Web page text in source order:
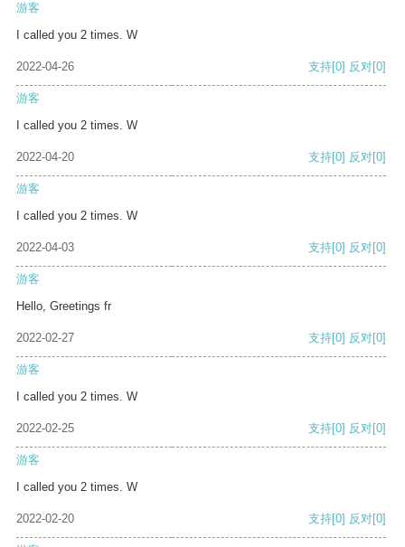
游客
I called you 2 times. W
2022-04-26 支持[0] 反对[0]
游客
I called you 2 times. W
2022-04-20 支持[0] 反对[0]
游客
I called you 2 times. W
2022-04-03 支持[0] 反对[0]
游客
Hello, Greetings fr
2022-02-27 支持[0] 反对[0]
游客
I called you 2 times. W
2022-02-25 支持[0] 反对[0]
游客
I called you 2 times. W
2022-02-20 支持[0] 反对[0]